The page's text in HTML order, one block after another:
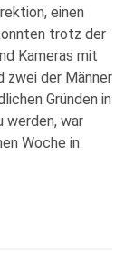
einen
trotz der
Kameras mit
zwei der Männer
Gründen in
werden, war
Woche in